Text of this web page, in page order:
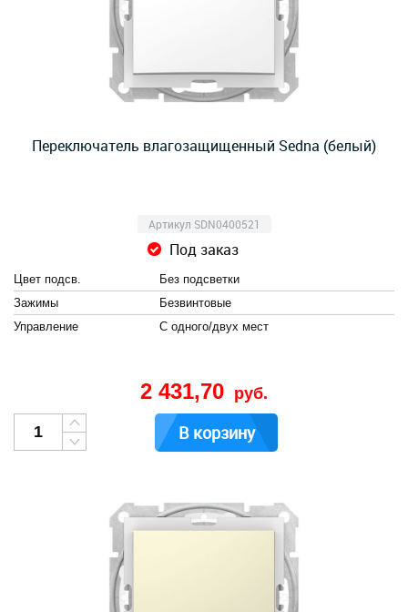
Переключатель влагозащищенный Sedna (белый)
Артикул SDN0400521
Под заказ
Цвет подсв.
Без подсветки
Зажимы
Безвинтовые
Управление
С одного/двух мест
2 431,70 руб.
В корзину